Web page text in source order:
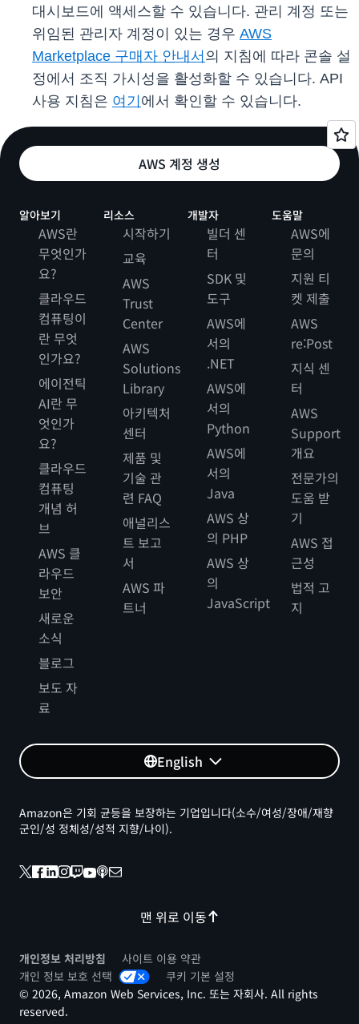
대시보드에 액세스할 수 있습니다. 관리 계정 또는
위임된 관리자 계정이 있는 경우 AWS
Marketplace 구매자 안내서 의 지침에 따라 콘솔 설
정에서 조직 가시성을 활성화할 수 있습니다. API
사용 지침은 여기 에서 확인할 수 있습니다.
AWS 계정 생성
알아보기
AWS란
무엇인가
요?
클라우드
컴퓨팅이
란 무엇
인가요?
에이전틱
AI란 무
엇인가
요?
클라우드
컴퓨팅
개념 허
브
AWS 클
라우드
보안
새로운
소식
블로그
보도 자
료
리소스
시작하기
교육
AWS
Trust
Center
AWS
Solutions
Library
아키텍처
센터
제품 및
기술 관
련 FAQ
애널리스
트 보고
서
AWS 파
트너
개발자
빌더 센
터
SDK 및
도구
AWS에
서의
.NET
AWS에
서의
Python
AWS에
서의
Java
AWS 상
의 PHP
AWS 상
의
JavaScript
도움말
AWS에
문의
지원 티
켓 제출
AWS
re:Post
지식 센
터
AWS
Support
개요
전문가의
도움 받
기
AWS 접
근성
법적 고
지
English
맨 위로 이동
Amazon은 기회 균등을 보장하는 기업입니다(소수/여성/장애/재향
군인/성 정체성/성적 지향/나이).
개인정보 처리방침
사이트 이용 약관
개인 정보 보호 선택
쿠키 기본 설정
© 2026, Amazon Web Services, Inc. 또는 자회사. All rights
reserved.